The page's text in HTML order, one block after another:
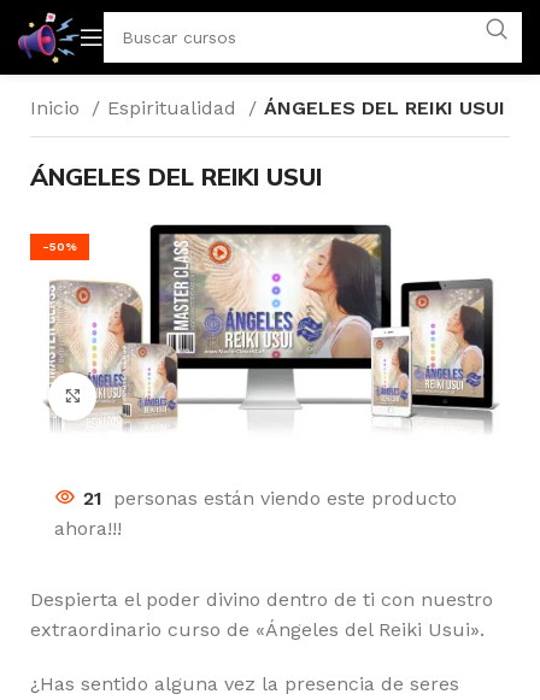
Inicio Espiritualidad ÁNGELES DEL REIKI USUI
ÁNGELES DEL REIKI USUI
-50%
Click to enlarge
21 personas están viendo este producto
ahora!!!
Despierta el poder divino dentro de ti con nuestro
extraordinario curso de «Ángeles del Reiki Usui».
¿Has sentido alguna vez la presencia de seres